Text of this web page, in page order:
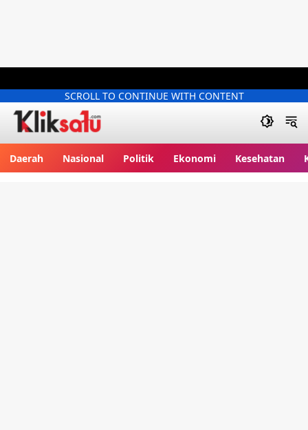
SCROLL TO CONTINUE WITH CONTENT
Daerah Nasional Politik Ekonomi Kesehatan